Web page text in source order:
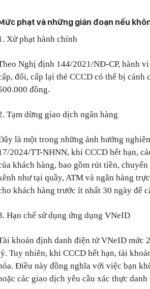
phạt và những gián đoạn nếu
Xử phạt hành chính
Nghị định 144/2021/NĐ-CP, hành
đổi, cấp lại thẻ CCCD có thể bị cảnh
đồng.
Tạm dừng giao dịch ngân hàng
là một trong những ảnh hưởng
2024/TT-NHNN, khi CCCD hết hạn,
khách hàng, bao gồm rút tiền,
như tại quầy, ATM và ngân hàng
khách hàng trước ít nhất 30 ngày để
Hạn chế sử dụng ứng dụng VNeID
khoản định danh điện tử VNeID mức
Tuy nhiên, khi CCCD hết hạn, tài
Điều này đồng nghĩa với việc bạn
các giao dịch yêu cầu xác thực